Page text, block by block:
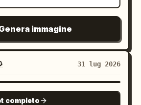
è un simpatico
arancione con il ventre
grandi occhi verdi, piccole
ali da pipistrello, muso
morbide e
La storia si svolge in
incantata piena di
immagine
31 lug 2026
GPT IMAGE 2
completo